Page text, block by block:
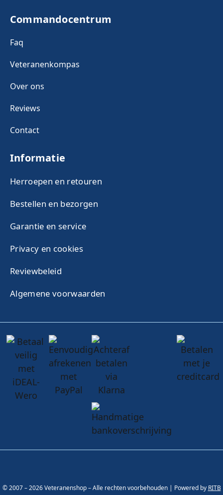
Commandocentrum
Faq
Veteranenkompas
Over ons
Reviews
Contact
Informatie
Herroepen en retouren
Bestellen en bezorgen
Garantie en service
Privacy en cookies
Reviewbeleid
Algemene voorwaarden
© 2007 – 2026 Veteranenshop – Alle rechten voorbehouden | Powered by RITB